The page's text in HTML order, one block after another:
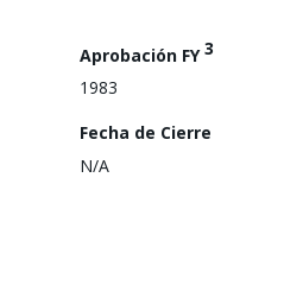
Aprobación FY3
1983
Fecha de Cierre
N/A